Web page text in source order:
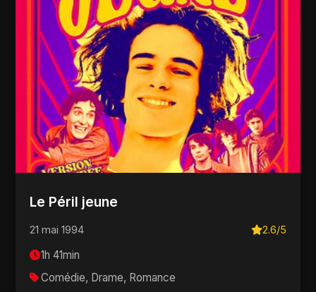
Le Péril jeune
21 mai 1994 2.6/5
1h 41min
Comédie, Drame, Romance